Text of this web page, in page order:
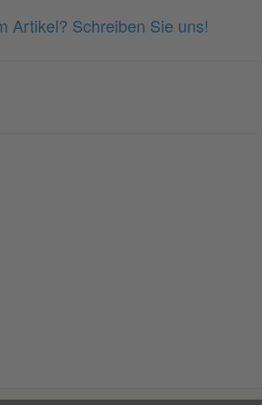
Artikel? Schreiben Sie uns!